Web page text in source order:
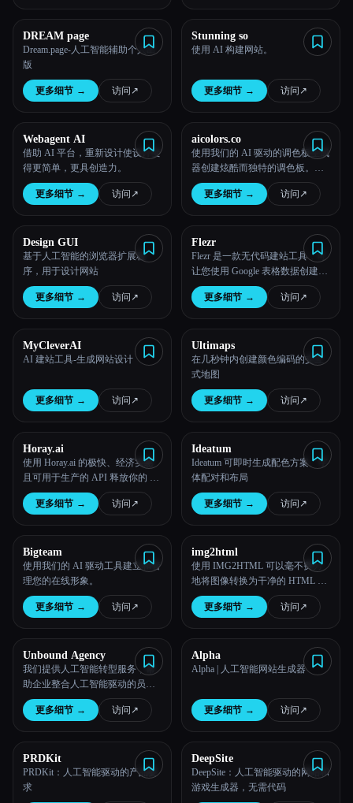
DREAM page
Dream.page-人工智能辅助个人出
版
更多细节 → 访问 ↗︎
Stunning so
使用 AI 构建网站。
更多细节 → 访问 ↗︎
Webagent AI
借助 AI 平台，重新设计使设计变
得更简单，更具创造力。
更多细节 → 访问 ↗︎
aicolors.co
使用我们的 AI 驱动的调色板生成
器创建炫酷而独特的调色板。浏
览、编辑和可视化您的调色板，
为您的项目找到完美的组合。
更多细节 → 访问 ↗︎
Design GUI
基于人工智能的浏览器扩展程
序，用于设计网站
更多细节 → 访问 ↗︎
Flezr
Flezr 是一款无代码建站工具，可
让您使用 Google 表格数据创建动
态网站。
更多细节 → 访问 ↗︎
MyCleverAI
AI 建站工具-生成网站设计
更多细节 → 访问 ↗︎
Ultimaps
在几秒钟内创建颜色编码的交互
式地图
更多细节 → 访问 ↗︎
Horay.ai
使用 Horay.ai 的极快、经济实惠
且可用于生产的 API 释放你的 AI
创造力。
更多细节 → 访问 ↗︎
Ideatum
Ideatum 可即时生成配色方案、字
体配对和布局
更多细节 → 访问 ↗︎
Bigteam
使用我们的 AI 驱动工具建立和管
理您的在线形象。
更多细节 → 访问 ↗︎
img2html
使用 IMG2HTML 可以毫不费力
地将图像转换为干净的 HTML 和
CSS 代码。我们先进的人工智能
技术可将开发时间缩短多达
更多细节 → 访问 ↗︎
Unbound Agency
我们提供人工智能转型服务，帮
助企业整合人工智能驱动的员工
并自动化关键工作流程。
更多细节 → 访问 ↗︎
Alpha
Alpha | 人工智能网站生成器
更多细节 → 访问 ↗︎
PRDKit
PRDKit：人工智能驱动的产品要
求
DeepSite
DeepSite：人工智能驱动的网站和
游戏生成器，无需代码